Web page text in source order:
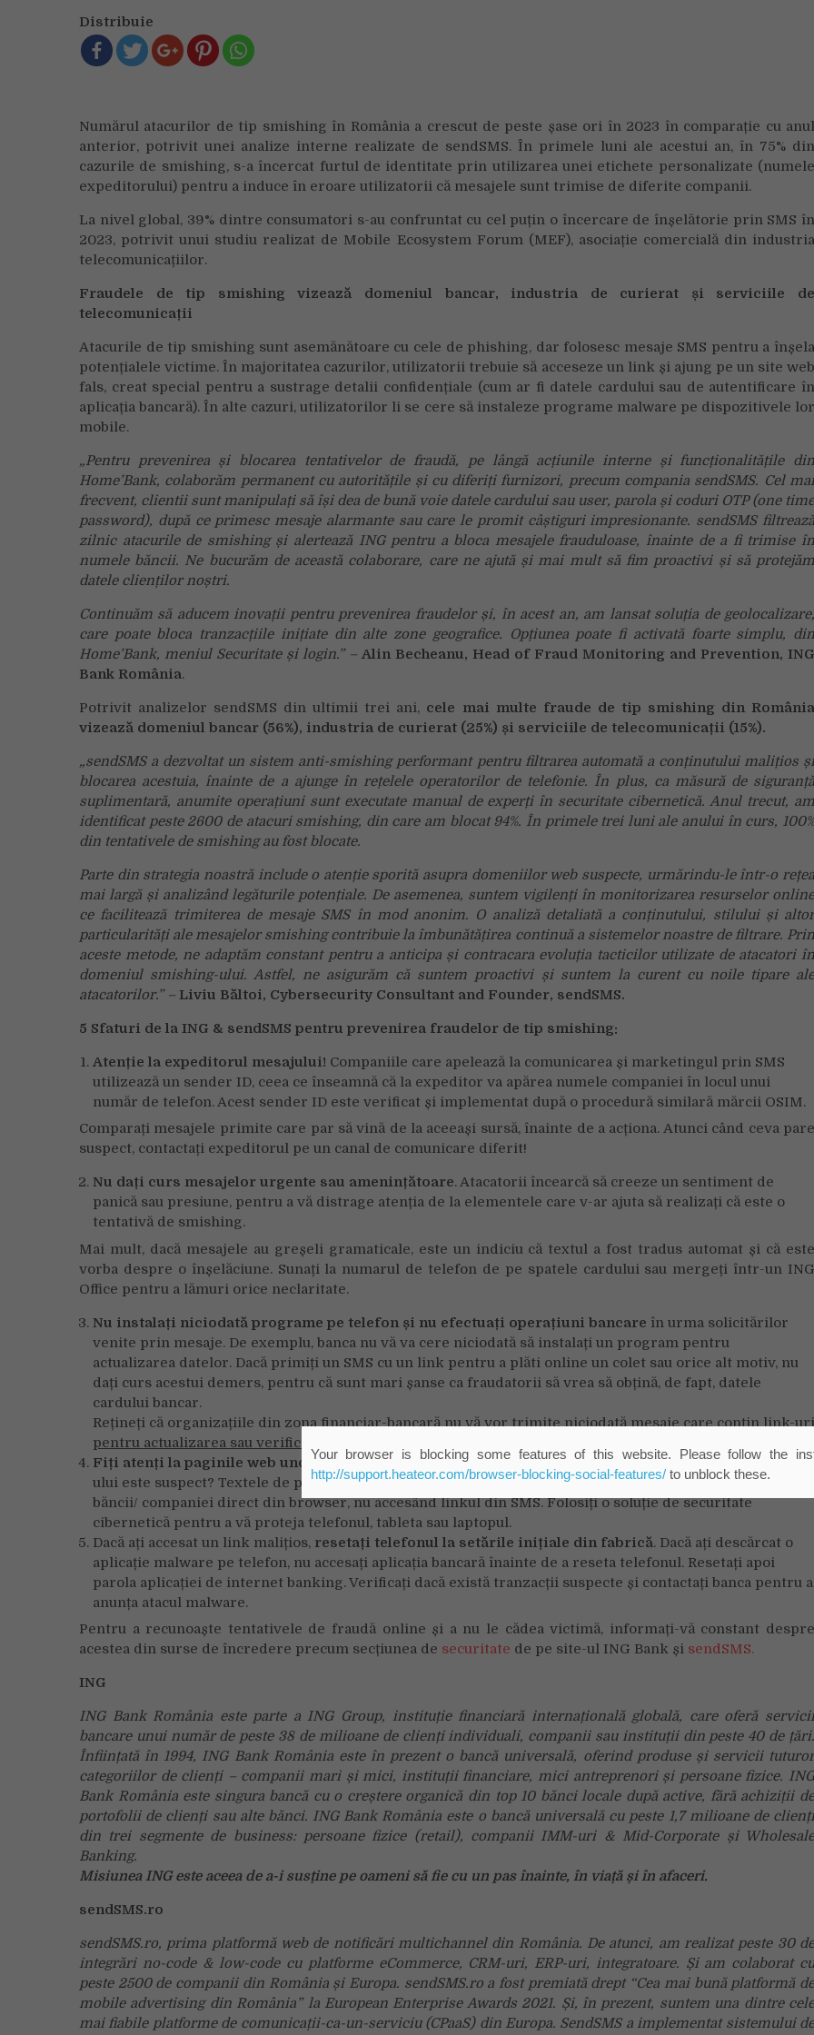
primite.
Atacurile
de
smishing
România
au
peste
în
anul
2023
Distribuie
Numărul atacurilor de tip smishing în România a crescut de peste șase ori în 2023 în comparație cu anul
anterior, potrivit unei analize interne realizate de sendSMS. În primele luni ale acestui an, în 75% din
cazurile de smishing, s-a încercat furtul de identitate prin utilizarea unei etichete personalizate (numele
expeditorului) pentru a induce în eroare utilizatorii că mesajele sunt trimise de diferite companii.
La nivel global, 39% dintre consumatori s-au confruntat cu cel puțin o încercare de înșelătorie prin SMS în
2023, potrivit unui studiu realizat de Mobile Ecosystem Forum (MEF), asociație comercială din industria
telecomunicațiilor.
Fraudele de tip smishing vizează domeniul bancar, industria de curierat și serviciile de
telecomunicații
Atacurile de tip smishing sunt asemănătoare cu cele de phishing, dar folosesc mesaje SMS pentru a înșela
potențialele victime. În majoritatea cazurilor, utilizatorii trebuie să acceseze un link și ajung pe un site web
fals, creat special pentru a sustrage detalii confidențiale (cum ar fi datele cardului sau de autentificare în
aplicația bancară). În alte cazuri, utilizatorilor li se cere să instaleze programe malware pe dispozitivele lor
mobile.
„Pentru prevenirea și blocarea tentativelor de fraudă, pe lângă acțiunile interne și funcționalitățile din
Home’Bank, colaborăm permanent cu autoritățile și cu diferiți furnizori, precum compania sendSMS. Cel mai
frecvent, clientii sunt manipulați să își dea de bună voie datele cardului sau user, parola și coduri OTP (one time
password), după ce primesc mesaje alarmante sau care le promit câștiguri impresionante. sendSMS filtrează
zilnic atacurile de smishing și alertează ING pentru a bloca mesajele frauduloase, înainte de a fi trimise în
numele băncii. Ne bucurăm de această colaborare, care ne ajută și mai mult să fim proactivi și să protejăm
datele clienților noștri.
Continuăm să aducem inovații pentru prevenirea fraudelor și, în acest an, am lansat soluția de geolocalizare,
care poate bloca tranzacțiile inițiate din alte zone geografice. Opțiunea poate fi activată foarte simplu, din
Home’Bank, meniul Securitate și login.” – Alin Becheanu, Head of Fraud Monitoring and Prevention, ING
Bank România.
Potrivit analizelor sendSMS din ultimii trei ani, cele mai multe fraude de tip smishing din România
vizează domeniul bancar (56%), industria de curierat (25%) și serviciile de telecomunicații (15%).
„sendSMS a dezvoltat un sistem anti-smishing performant pentru filtrarea automată a conținutului malițios și
blocarea acestuia, înainte de a ajunge în rețelele operatorilor de telefonie. În plus, ca măsură de siguranță
suplimentară, anumite operațiuni sunt executate manual de experți în securitate cibernetică. Anul trecut, am
identificat peste 2600 de atacuri smishing, din care am blocat 94%. În primele trei luni ale anului în curs, 100%
din tentativele de smishing au fost blocate.
Parte din strategia noastră include o atenție sporită asupra domeniilor web suspecte, urmărindu-le într-o rețea
mai largă și analizând legăturile potențiale. De asemenea, suntem vigilenți în monitorizarea resurselor online
ce facilitează trimiterea de mesaje SMS în mod anonim. O analiză detaliată a conținutului, stilului și altor
particularități ale mesajelor smishing contribuie la îmbunătățirea continuă a sistemelor noastre de filtrare. Prin
aceste metode, ne adaptăm constant pentru a anticipa și contracara evoluția tacticilor utilizate de atacatori în
domeniul smishing-ului. Astfel, ne asigurăm că suntem proactivi și suntem la curent cu noile tipare ale
atacatorilor.” – Liviu Băltoi, Cybersecurity Consultant and Founder, sendSMS.
5 Sfaturi de la ING & sendSMS pentru prevenirea fraudelor de tip smishing:
Atenție la expeditorul mesajului! Companiile care apelează la comunicarea și marketingul prin SMS
utilizează un sender ID, ceea ce înseamnă că la expeditor va apărea numele companiei în locul unui
număr de telefon. Acest sender ID este verificat și implementat după o procedură similară mărcii OSIM.
Comparați mesajele primite care par să vină de la aceeași sursă, înainte de a acționa. Atunci când ceva pare
suspect, contactați expeditorul pe un canal de comunicare diferit!
Nu dați curs mesajelor urgente sau amenințătoare. Atacatorii încearcă să creeze un sentiment de
panică sau presiune, pentru a vă distrage atenția de la elementele care v-ar ajuta să realizați că este o
tentativă de smishing.
Mai mult, dacă mesajele au greșeli gramaticale, este un indiciu că textul a fost tradus automat și că este
vorba despre o înșelăciune. Sunați la numarul de telefon de pe spatele cardului sau mergeți într-un ING
Office pentru a lămuri orice neclaritate.
Nu instalați niciodată programe pe telefon și nu efectuați operațiuni bancare în urma solicitărilor
venite prin mesaje. De exemplu, banca nu vă va cere niciodată să instalați un program pentru
actualizarea datelor. Dacă primiți un SMS cu un link pentru a plăti online un colet sau orice alt motiv, nu
dați curs acestui demers, pentru că sunt mari șanse ca fraudatorii să vrea să obțină, de fapt, datele
cardului bancar.
Rețineți că organizațiile din zona financiar-bancară nu vă vor trimite niciodată mesaje care conțin link-uri
pentru actualizarea sau verificarea datelor de autentificare sau cu caracter personal
Fiți atenți la paginile web unde sunteți redirecționati . Este numele de domeniu corect? Aspectul site-
ului este suspect? Textele de pe site conțin multe greșeli sau au un limbaj robotizat? Intrați pe site-ul
băncii/ companiei direct din browser, nu accesând linkul din SMS. Folosiți o soluție de securitate
cibernetică pentru a vă proteja telefonul, tableta sau laptopul.
Dacă ați accesat un link malițios, resetați telefonul la setările inițiale din fabrică. Dacă ați descărcat o
aplicație malware pe telefon, nu accesați aplicația bancară înainte de a reseta telefonul. Resetați apoi
parola aplicației de internet banking. Verificați dacă există tranzacții suspecte și contactați banca pentru a
anunța atacul malware.
Pentru a recunoaște tentativele de fraudă online și a nu le cădea victimă, informați-vă constant despre
acestea din surse de încredere precum secțiunea de securitate de pe site-ul ING Bank și sendSMS.
ING
ING Bank România este parte a ING Group, instituție financiară internațională globală, care oferă servicii
bancare unui număr de peste 38 de milioane de clienți individuali, companii sau instituții din peste 40 de țări.
Înființată în 1994, ING Bank România este în prezent o bancă universală, oferind produse și servicii tuturor
categoriilor de clienți – companii mari și mici, instituții financiare, mici antreprenori și persoane fizice. ING
Bank România este singura bancă cu o creștere organică din top 10 bănci locale după active, fără achiziții de
portofolii de clienți sau alte bănci. ING Bank România este o bancă universală cu peste 1,7 milioane de clienți
din trei segmente de business: persoane fizice (retail), companii IMM-uri & Mid-Corporate și Wholesale
Banking.
Misiunea ING este aceea de a-i susține pe oameni să fie cu un pas înainte, în viață și în afaceri.
sendSMS.ro
sendSMS.ro, prima platformă web de notificări multichannel din România. De atunci, am realizat peste 30 de
integrări no-code & low-code cu platforme eCommerce, CRM-uri, ERP-uri, integratoare. Și am colaborat cu
peste 2500 de companii din România și Europa. sendSMS.ro a fost premiată drept “Cea mai bună platformă de
mobile advertising din România” la European Enterprise Awards 2021. Și, în prezent, suntem una dintre cele
mai fiabile platforme de comunicații-ca-un-serviciu (CPaaS) din Europa. SendSMS a implementat sistemului de
Your browser is blocking some features of this website. Please follow the
http://support.heateor.com/browser-blocking-social-features/to unblock these.